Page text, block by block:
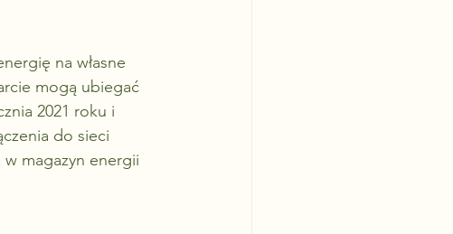
na własne
mogą ubiegać
2021 roku i
do sieci
magazyn energii